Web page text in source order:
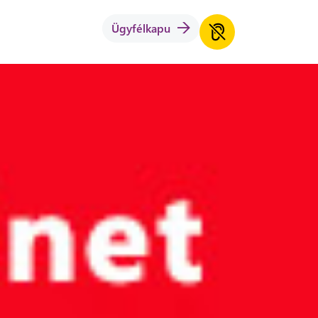
Ügyfélkapu